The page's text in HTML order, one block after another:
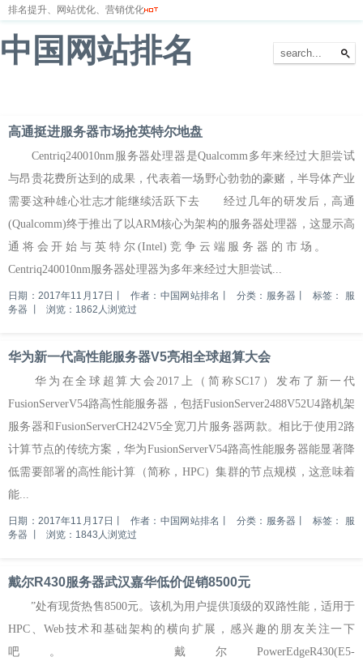
排名提升、网站优化、营销优化
中国网站排名
高通挺进服务器市场抢英特尔地盘
Centriq240010nm服务器处理器是Qualcomm多年来经过大胆尝试
与昂贵花费所达到的成果，代表着一场野心勃勃的豪赌，半导体产业
需要这种雄心壮志才能继续活跃下去 经过几年的研发后，高通
(Qualcomm)终于推出了以ARM核心为架构的服务器处理器，这显示高
通将会开始与英特尔(Intel)竞争云端服务器的市场。
Centriq240010nm服务器处理器为多年来经过大胆尝试...
日期：2017年11月17日 作者：中国网站排名 分类：服务器 标签： 服
务器
浏览：1862人浏览过
华为新一代高性能服务器V5亮相全球超算大会
华为在全球超算大会2017上（简称SC17）发布了新一代
FusionServerV54路高性能服务器，包括FusionServer2488V52U4路机架
服务器和FusionServerCH242V5全宽刀片服务器两款。相比于使用2路
计算节点的传统方案，华为FusionServerV54路高性能服务器能显著降
低需要部署的高性能计算（简称，HPC）集群的节点规模，这意味着
能...
日期：2017年11月17日 作者：中国网站排名 分类：服务器 标签： 服
务器
浏览：1843人浏览过
戴尔R430服务器武汉嘉华低价促销8500元
”处有现货热售8500元。该机为用户提供顶级的双路性能，适用于
HPC、Web技术和基础架构的横向扩展，感兴趣的朋友关注一下
吧。 戴尔PowerEdgeR430(E5-